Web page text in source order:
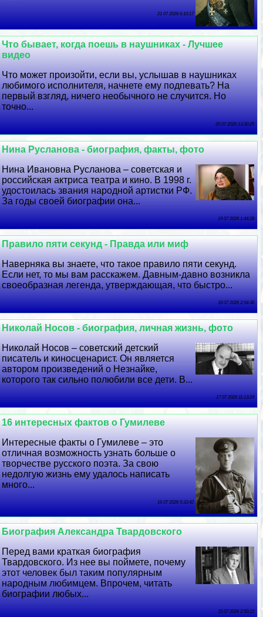
21 07 2026 6:10:17
Что бывает, когда поешь в наушниках - Лучшее
видео
Что может произойти, если вы, услышав в наушниках
любимого исполнителя, начнете ему подпевать? На
первый взгляд, ничего необычного не случится. Но
точно...
20 07 2026 13:30:25
Нина Русланова - биография, факты, фото
Нина Ивановна Русланова – советская и
российская актриса театра и кино. В 1998 г.
удостоилась звания народной артистки РФ.
За годы своей биографии она...
19 07 2026 1:44:28
Правило пяти секунд - Правда или миф
Наверняка вы знаете, что такое правило пяти секунд.
Если нет, то мы вам расскажем. Давным-давно возникла
своеобразная легенда, утверждающая, что быстро...
18 07 2026 2:54:36
Николай Носов - биография, личная жизнь, фото
Николай Носов – советский детский
писатель и киносценарист. Он является
автором произведений о Незнайке,
которого так сильно полюбили все дети. В...
17 07 2026 11:13:24
16 интересных фактов о Гумилеве
Интересные факты о Гумилеве – это
отличная возможность узнать больше о
творчестве русского поэта. За свою
недолгую жизнь ему удалось написать
много...
16 07 2026 5:33:42
Биография Александра Твардовского
Перед вами краткая биография
Твардовского. Из нее вы поймете, почему
этот человек был таким популярным
народным любимцем. Впрочем, читать
биографии любых...
15 07 2026 2:50:12